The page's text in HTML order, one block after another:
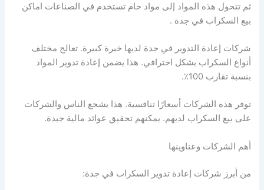
ثم تتحول هذه المواد إلى مواد خام تستخدم في الصناعات اماكن
بيع السكراب في جدة .
شركات إعادة التدوير في جدة لديها خبرة كبيرة. تعالج مختلف
أنواع السكراب بشكل احترافي. هذا يضمن إعادة تدوير المواد
بنسبة تقارب 100٪.
توفر هذه الشركات أسعارًا تنافسية. هذا يشجع الناس والشركات
على بيع السكراب لديهم. يمكنهم تحقيق عوائد مالية جيدة.
أهم الشركات وعناوينها
من أبرز شركات إعادة تدوير السكراب في جدة: